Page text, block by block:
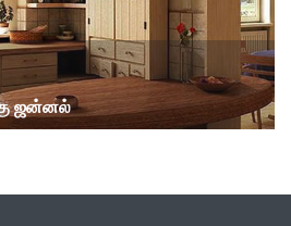
ஜன்னல்